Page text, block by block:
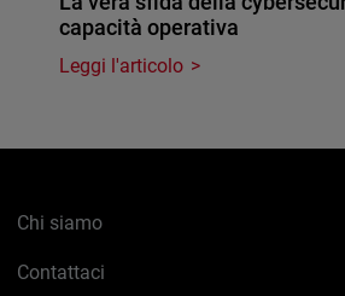
capacità operativa
Leggi l'articolo
Chi siamo
Contattaci